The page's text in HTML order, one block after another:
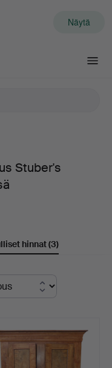
Näytä
Stuber's
hinnat(3)